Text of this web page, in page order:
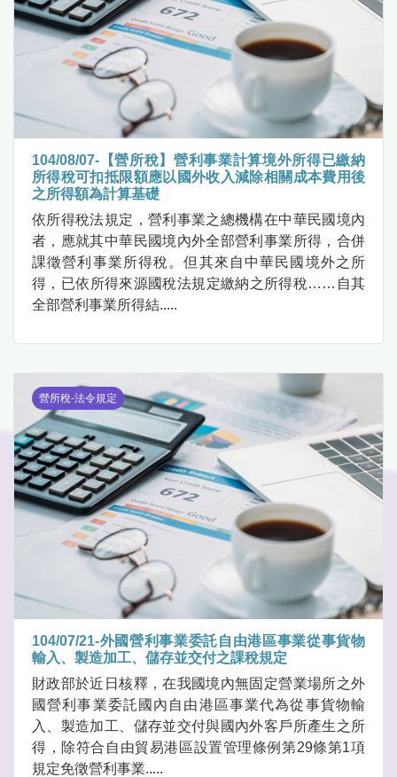
104/08/07-【營所稅】營利事業計算境外所得已繳納
所得稅可扣抵限額應以國外收入減除相關成本費用後
之所得額為計算基礎
依所得稅法規定，營利事業之總機構在中華民國境內
者，應就其中華民國境內外全部營利事業所得，合併
課徵營利事業所得稅。但其來自中華民國境外之所
得，已依所得來源國稅法規定繳納之所得稅……自其
全部營利事業所得結.....
營所稅-法令規定
104/07/21-外國營利事業委託自由港區事業從事貨物
輸入、製造加工、儲存並交付之課稅規定
財政部於近日核釋，在我國境內無固定營業場所之外
國營利事業委託國內自由港區事業代為從事貨物輸
入、製造加工、儲存並交付與國內外客戶所產生之所
得，除符合自由貿易港區設置管理條例第29條第1項
規定免徵營利事業.....